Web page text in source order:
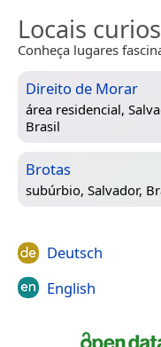
Locais
Conheça lugares
Direito de Morar
área residencial,
Brasil
Brotas
subúrbio, Salvador,
Deutsch
English